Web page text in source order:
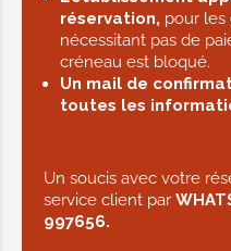
réservation, pour les
nécessitant pas de
créneau est bloqué.
Un mail de
toutes les
Un soucis avec votre
service client par
997656.